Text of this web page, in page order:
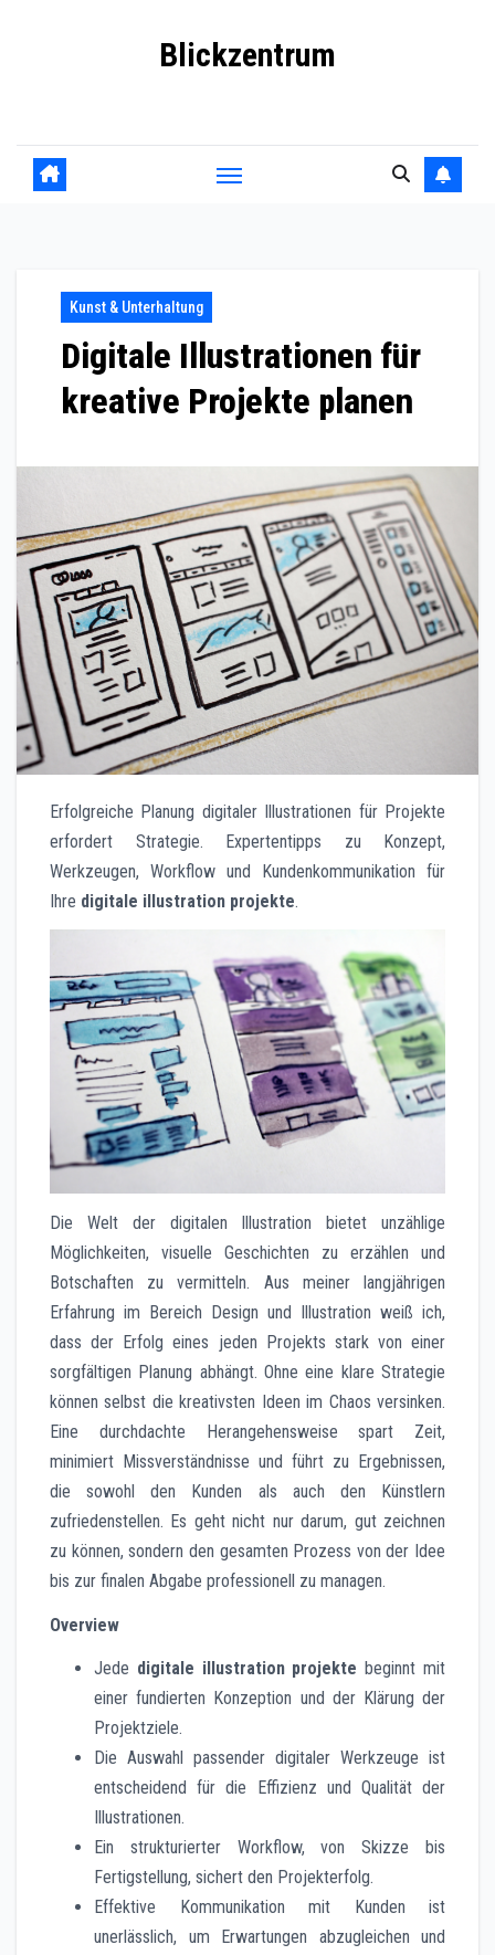
Blickzentrum
Kunst & Unterhaltung
Digitale Illustrationen für
kreative Projekte planen
Erfolgreiche Planung digitaler Illustrationen für Projekte
erfordert Strategie. Expertentipps zu Konzept,
Werkzeugen, Workflow und Kundenkommunikation für
Ihre digitale illustration projekte.
Die Welt der digitalen Illustration bietet unzählige
Möglichkeiten, visuelle Geschichten zu erzählen und
Botschaften zu vermitteln. Aus meiner langjährigen
Erfahrung im Bereich Design und Illustration weiß ich,
dass der Erfolg eines jeden Projekts stark von einer
sorgfältigen Planung abhängt. Ohne eine klare Strategie
können selbst die kreativsten Ideen im Chaos versinken.
Eine durchdachte Herangehensweise spart Zeit,
minimiert Missverständnisse und führt zu Ergebnissen,
die sowohl den Kunden als auch den Künstlern
zufriedenstellen. Es geht nicht nur darum, gut zeichnen
zu können, sondern den gesamten Prozess von der Idee
bis zur finalen Abgabe professionell zu managen.
Overview
Jede digitale illustration projekte beginnt mit
einer fundierten Konzeption und der Klärung der
Projektziele.
Die Auswahl passender digitaler Werkzeuge ist
entscheidend für die Effizienz und Qualität der
Illustrationen.
Ein strukturierter Workflow, von Skizze bis
Fertigstellung, sichert den Projekterfolg.
Effektive Kommunikation mit Kunden ist
unerlässlich, um Erwartungen abzugleichen und